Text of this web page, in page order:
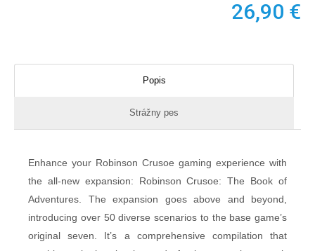
26,90 €
Popis
Strážny pes
Enhance your Robinson Crusoe gaming experience with
the all-new expansion: Robinson Crusoe: The Book of
Adventures. The expansion goes above and beyond,
introducing over 50 diverse scenarios to the base game’s
original seven. It’s a comprehensive compilation that